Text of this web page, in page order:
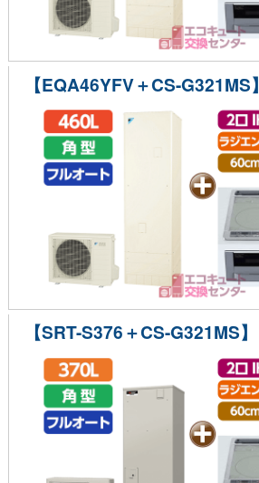
【EQA46YFV＋CS-G321MS】
【SRT-S376＋CS-G321MS】